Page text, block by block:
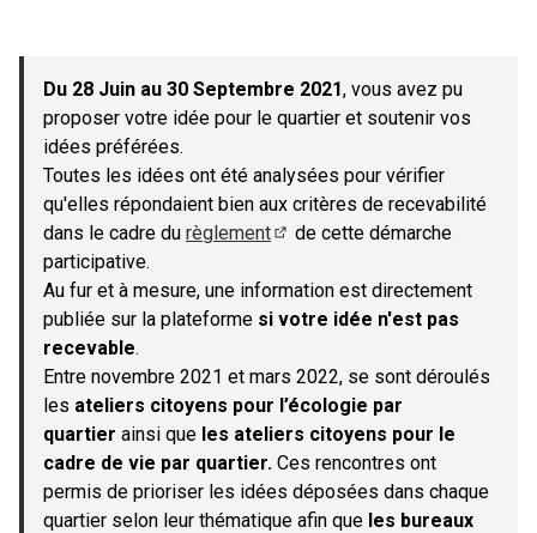
−
Du 28 Juin au 30 Septembre 2021, vous avez pu
proposer votre idée pour le quartier et soutenir vos
idées préférées.
Toutes les idées ont été analysées pour vérifier
qu'elles répondaient bien aux critères de recevabilité
dans le cadre du règlement
de cette démarche
participative.
Au fur et à mesure, une information est directement
publiée sur la plateforme si votre idée n'est pas
recevable.
Entre novembre 2021 et mars 2022, se sont déroulés
les ateliers citoyens pour l’écologie par
quartier ainsi que les ateliers citoyens pour le
cadre de vie par quartier. Ces rencontres ont
permis de prioriser les idées déposées dans chaque
quartier selon leur thématique afin que les bureaux